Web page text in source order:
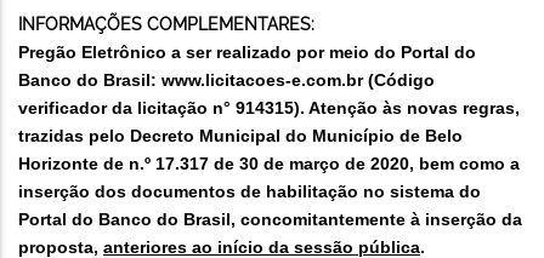
INFORMAÇÕES COMPLEMENTARES:
Pregão Eletrônico a ser realizado por meio do Portal do
Banco do Brasil: www.licitacoes-e.com.br (Código
verificador da licitação n° 914315). Atenção às novas regras,
trazidas pelo Decreto Municipal do Município de Belo
Horizonte de n.º 17.317 de 30 de março de 2020, bem como a
inserção dos documentos de habilitação no sistema do
Portal do Banco do Brasil, concomitantemente à inserção da
proposta, anteriores ao início da sessão pública.